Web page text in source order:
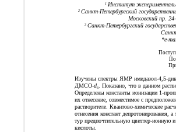
1 Институт
2Санкт-Петербургский
Московский пр. 24-
3Санкт-Петербургский
*e-
Изучены спектры ЯМР имидазол-4,5-
ДМСО-d6. Показано, что в данном
Определены константы ионизации 1-
их отнесение, совместимое с
растворителе. Квантово-химические
отнесения констант депротонирования,
тур предпочтительную цвиттер-
кислоты.